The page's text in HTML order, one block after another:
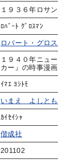
１９３６年ロサ
ﾛﾊﾞｰﾄ ｸﾞﾛｽﾏﾝ
ロバート・グロ
１９４０年ニュ
カー』の時事漫
ｲﾏｴ ﾖｼﾄﾓ
いまえ よしとも
ｶｲｾｲｼｬ
偕成社
201102